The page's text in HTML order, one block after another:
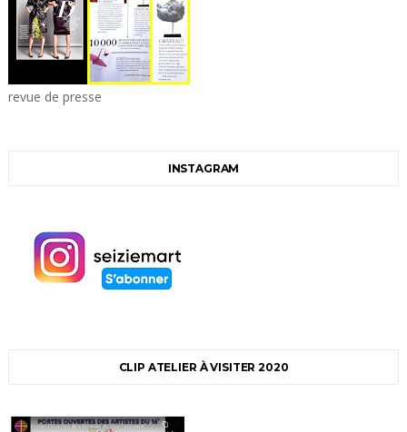
revue de presse
INSTAGRAM
CLIP ATELIER À VISITER 2020